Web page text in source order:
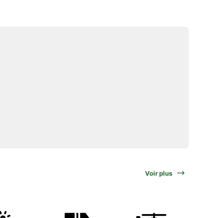
Voir plus